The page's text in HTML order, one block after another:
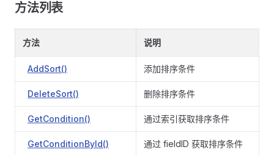
方法列表
方法 说明
AddSort() 添加排序条件
DeleteSort() 删除排序条件
GetCondition() 通过索引获取排序条件
GetConditionById() 通过 fieldID 获取排序条件